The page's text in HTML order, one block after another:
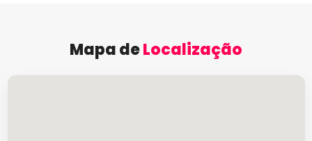
Mapa deLocalização